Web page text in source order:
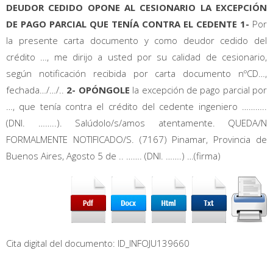
DEUDOR CEDIDO OPONE AL CESIONARIO LA EXCEPCIÓN
DE PAGO PARCIAL QUE TENÍA CONTRA EL CEDENTE 1- Por
la presente carta documento y como deudor cedido del
crédito …, me dirijo a usted por su calidad de cesionario,
según notificación recibida por carta documento nºCD…,
fechada…/…/.. 2- OPÓNGOLE la excepción de pago parcial por
…, que tenía contra el crédito del cedente ingeniero ………..
(DNI. ……..). Salúdolo/s/amos atentamente. QUEDA/N
FORMALMENTE NOTIFICADO/S. (7167) Pinamar, Provincia de
Buenos Aires, Agosto 5 de .. ……. (DNI. …….) …(firma)
Cita digital del documento: ID_INFOJU139660